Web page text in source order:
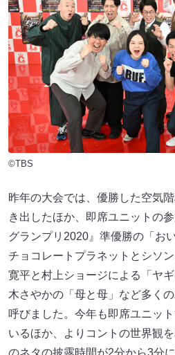
©TBS
昨年の大会では、優勝した空気
き出したほか、即席ユニットの
グランプリ2020』準優勝の「お
チョコレートプラネットとシソ
寛平と村上ショージによる「ヤ
木さやかの「母と母」など多く
呼びました。今年も即席ユニッ
いるほか、よりコントの世界観
のネタの披露時間が2分から3分